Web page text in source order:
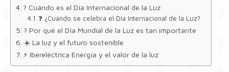
? Cuándo es el Día Internacional de la Luz
❓ ¿Cuándo se celebra el Día Internacional de la Luz?
? Por qué el Día Mundial de la Luz es tan importante
☀️ La luz y el futuro sostenible
⚡ Ibereléctrica Energía y el valor de la luz